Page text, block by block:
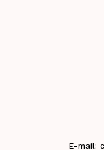
E-mail: